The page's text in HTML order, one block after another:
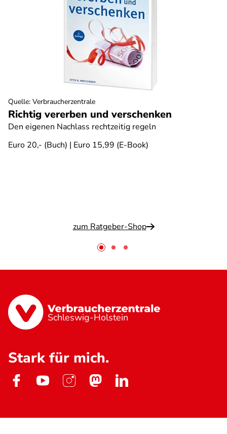
Richtig vererben und verschenken
Den eigenen Nachlass rechtzeitig regeln
Euro 20,- (Buch) | Euro 15,99 (E-Book)
zum Ratgeber-Shop
Quelle: Verbraucherzentrale
Schleswig-Holstein
Stark für mich.